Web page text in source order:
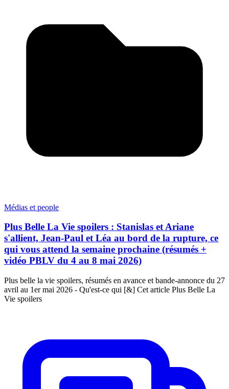
Médias et people
Plus Belle La Vie spoilers : Stanislas et Ariane
s'allient, Jean-Paul et Léa au bord de la rupture, ce
qui vous attend la semaine prochaine (résumés +
vidéo PBLV du 4 au 8 mai 2026)
Plus belle la vie spoilers, résumés en avance et bande-annonce du 27
avril au 1er mai 2026 - Qu'est-ce qui [&] Cet article Plus Belle La
Vie spoilers